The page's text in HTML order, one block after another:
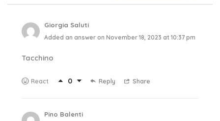
Giorgia Saluti
Added an answer on November 18, 2023 at 10:37 pm
Tacchino
React 0 Reply Share
Pino Balenti